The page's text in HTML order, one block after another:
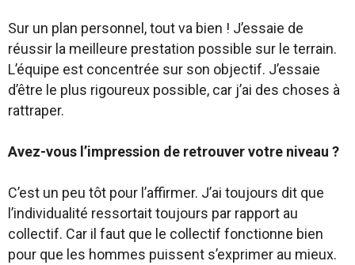
Sur un plan personnel, tout va bien ! J’essaie de
réussir la meilleure prestation possible sur le terrain.
L’équipe est concentrée sur son objectif. J’essaie
d’être le plus rigoureux possible, car j’ai des choses à
rattraper.
Avez-vous l’impression de retrouver votre niveau ?
C’est un peu tôt pour l’affirmer. J’ai toujours dit que
l’individualité ressortait toujours par rapport au
collectif. Car il faut que le collectif fonctionne bien
pour que les hommes puissent s’exprimer au mieux.